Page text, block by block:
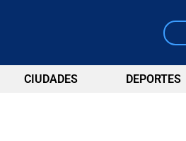
CIUDADES DEPORTES